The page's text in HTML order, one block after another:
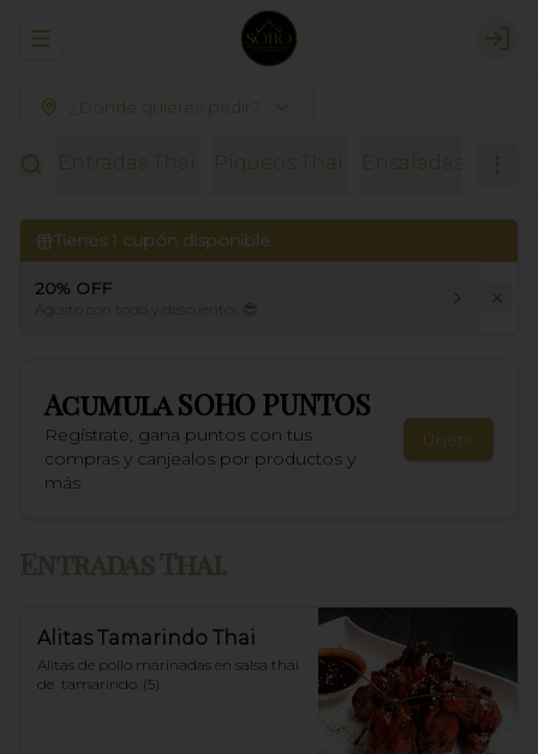
Abrir menu de navegación
¿Dónde quieres pedir?
Entradas Thai. Piqueos Thai. Ensaladas.
Tienes 1 cupón disponible
20% OFF
Agosto con todo y descuentos 😎
AcumulaSOHO PUNTOS
Regístrate, gana puntos con tus
compras y canjealos por productos y
más
Únete
Entradas Thai.
Alitas Tamarindo Thai
Alitas de pollo marinadas en salsa thai
de  tamarindo. (5)